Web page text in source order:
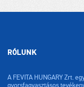
RÓLUNK
A FEVITA HUNGARY Zrt.
gyorsfagyasztásos